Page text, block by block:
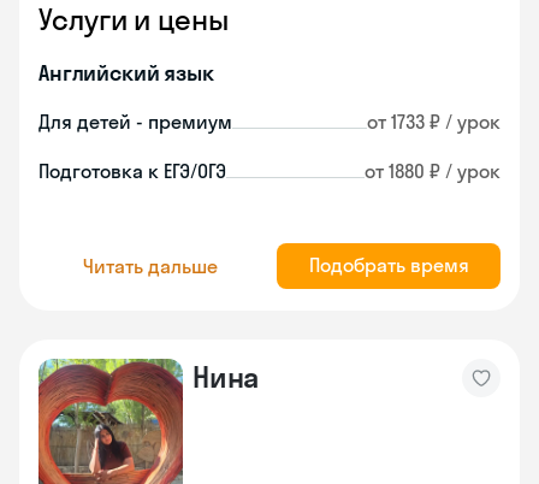
Услуги и цены
Английский язык
Для детей - премиум от 1733 ₽ / урок
Подготовка к ЕГЭ/ОГЭ от 1880 ₽ / урок
Читать дальше Подобрать время
Нина